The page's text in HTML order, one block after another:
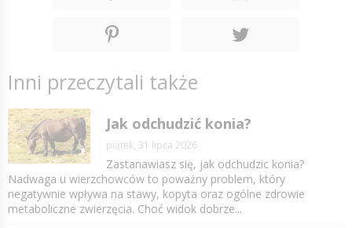
Inni przeczytali także
Jak odchudzić konia?
piątek, 31 lipca 2026
Zastanawiasz się, jak odchudzic konia?
Nadwaga u wierzchowców to poważny problem, który
negatywnie wpływa na stawy, kopyta oraz ogólne zdrowie
metaboliczne zwierzęcia. Choć widok dobrze...